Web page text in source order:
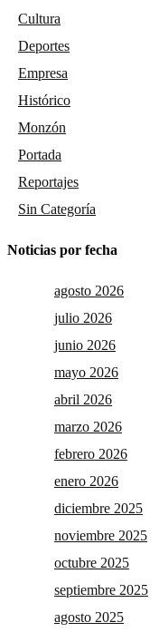
Cultura
Deportes
Empresa
Histórico
Monzón
Portada
Reportajes
Sin Categoría
Noticias por fecha
agosto 2026
julio 2026
junio 2026
mayo 2026
abril 2026
marzo 2026
febrero 2026
enero 2026
diciembre 2025
noviembre 2025
octubre 2025
septiembre 2025
agosto 2025